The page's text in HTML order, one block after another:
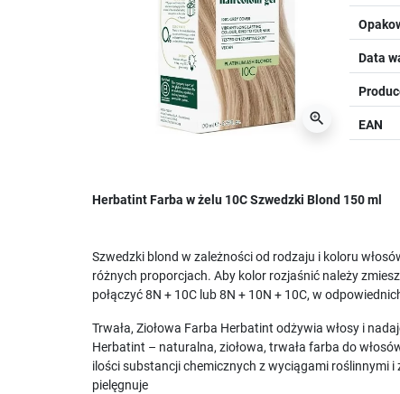
zoom_in
Data
EAN
Herbatint Farba w żelu 10C Szwedzki Blond 150 ml
Szwedzki blond w zależności od rodzaju i koloru
różnych proporcjach. Aby kolor rozjaśnić należy
połączyć 8N + 10C lub 8N + 10N + 10C, w
Trwała, Ziołowa Farba Herbatint odżywia włosy i
Herbatint – naturalna, ziołowa, trwała farba do
ilości substancji chemicznych z wyciągami roślinnymi i
pielęgnuje